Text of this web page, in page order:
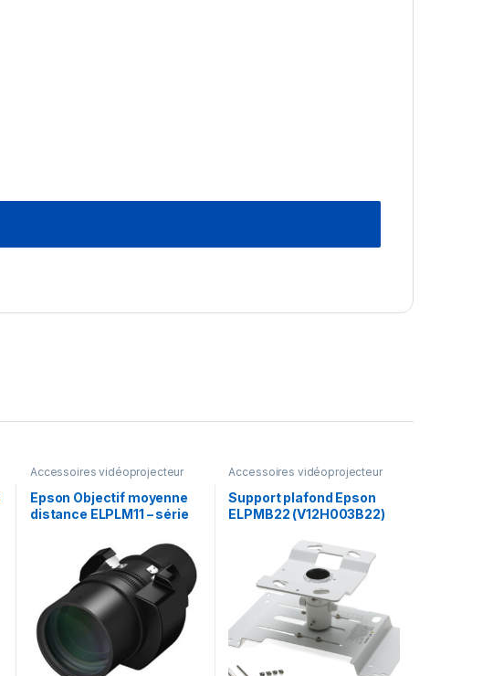
Accessoires vidéoprojecteur
Epson Objectif moyenne
distance ELPLM11 – série
(V12H004M0B)
Accessoires vidéoprojecteur
Support plafond Epson
ELPMB22 (V12H003B22)